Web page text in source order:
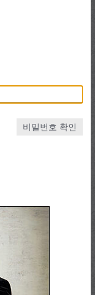
비밀번호 확인